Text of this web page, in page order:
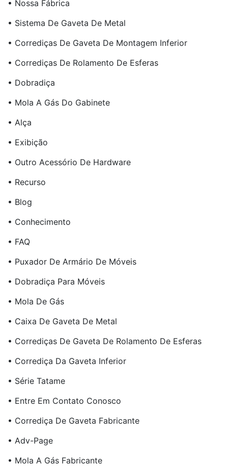
• Nossa Fábrica
• Sistema De Gaveta De Metal
• Corrediças De Gaveta De Montagem Inferior
• Corrediças De Rolamento De Esferas
• Dobradiça
• Mola A Gás Do Gabinete
• Alça
• Exibição
• Outro Acessório De Hardware
• Recurso
• Blog
• Conhecimento
• FAQ
• Puxador De Armário De Móveis
• Dobradiça Para Móveis
• Mola De Gás
• Caixa De Gaveta De Metal
• Corrediças De Gaveta De Rolamento De Esferas
• Corrediça Da Gaveta Inferior
• Série Tatame
• Entre Em Contato Conosco
• Corrediça De Gaveta Fabricante
• Adv-Page
• Mola A Gás Fabricante